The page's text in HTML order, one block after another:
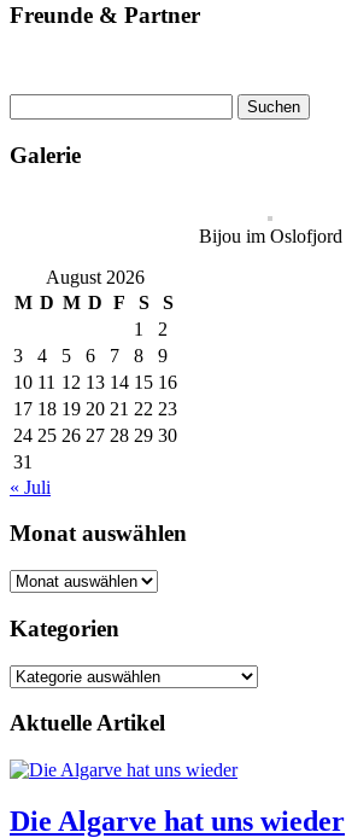
Freunde & Partner
nach:
Galerie
Bijou im Oslofjord
August 2026
M D M D F S
S
1
2
3
4 5 6 7 8
9
10 11 12 13 14 15 16
17 18 19 20 21 22 23
24 25 26 27 28 29 30
31
« Juli
Monat auswählen
Monat
Kategorien
Kategorien
Aktuelle Artikel
Die Algarve hat uns wieder